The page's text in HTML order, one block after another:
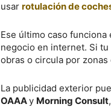
usar rotulación de
Ese último caso
negocio en internet. Si
obras o circula por
La publicidad exterior
OAAAy Morning Consult,